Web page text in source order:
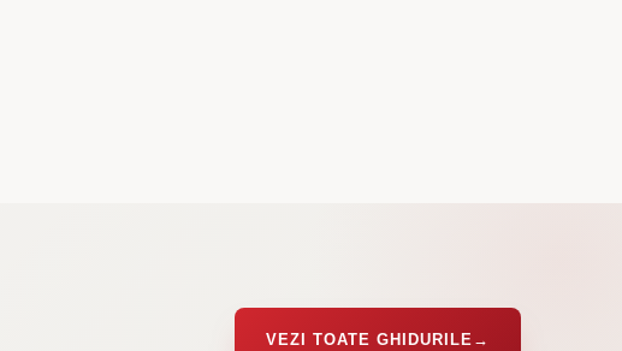
VEZI TOATE GHIDURILE →